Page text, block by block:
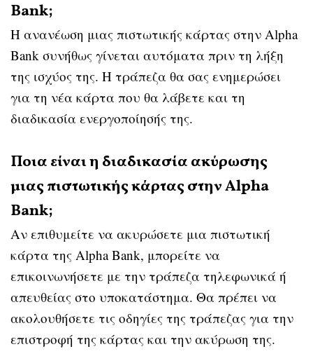
Bank;
Η ανανέωση μιας πιστωτικής κάρτας στην Alpha
Bank συνήθως γίνεται αυτόματα πριν τη λήξη
της ισχύος της. Η τράπεζα θα σας ενημερώσει
για τη νέα κάρτα που θα λάβετε και τη
διαδικασία ενεργοποίησής της.
Ποια είναι η διαδικασία ακύρωσης
μιας πιστωτικής κάρτας στην Alpha
Bank;
Αν επιθυμείτε να ακυρώσετε μια πιστωτική
κάρτα της Alpha Bank, μπορείτε να
επικοινωνήσετε με την τράπεζα τηλεφωνικά ή
απευθείας στο υποκατάστημα. Θα πρέπει να
ακολουθήσετε τις οδηγίες της τράπεζας για την
επιστροφή της κάρτας και την ακύρωση της.